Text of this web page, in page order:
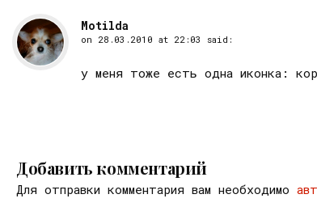
Motilda
on 28.03.2010 at 22:03 said:
у меня тоже есть одна иконка:
Добавить комментарий
Для отправки комментария вам необходимо